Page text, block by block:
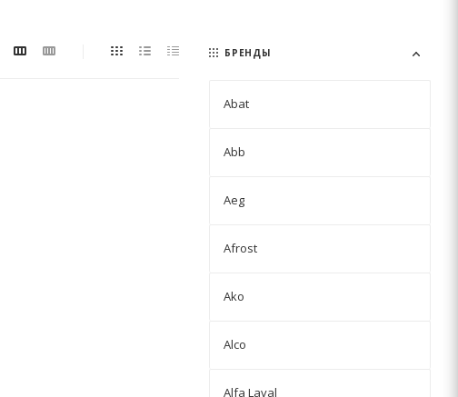
БРЕНДЫ
Abat
Abb
Aeg
Afrost
Ako
Alco
Alfa Laval